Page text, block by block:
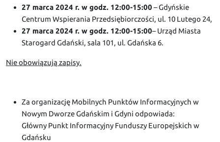
27 marca 2024 r. w godz. 12:00-15:00 – Gdyńskie
Centrum Wspierania Przedsiębiorczości, ul. 10 Lutego 24,
27 marca 2024 r. w godz. 12:00-15:00– Urząd Miasta
Starogard Gdański, sala 101, ul. Gdańska 6.
Nie obowiązują zapisy.
Za organizację Mobilnych Punktów Informacyjnych w
Nowym Dworze Gdańskim i Gdyni odpowiada:
Główny Punkt Informacyjny Funduszy Europejskich w
Gdańsku